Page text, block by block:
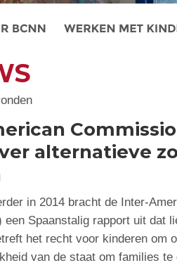
alternatieve
in 2014 bracht de Inter-
een Spaanstalig rapport uit dat
het recht voor kinderen om
van de staat om families